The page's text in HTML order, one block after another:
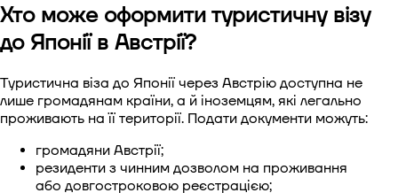
Хто може оформити туристичну візу
до Японії в Австрії?
Туристична віза до Японії через Австрію доступна не
лише громадянам країни, а й іноземцям, які легально
проживають на її території. Подати документи можуть:
громадяни Австрії;
резиденти з чинним дозволом на проживання
або довгостроковою реєстрацією;